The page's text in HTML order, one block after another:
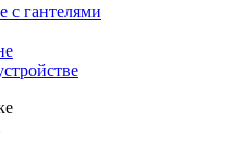
с гантелями